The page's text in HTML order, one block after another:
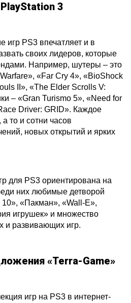
3
игр PS3 впечатляет и в
своих лидеров, которые
Например, шутеры – это
«Far Cry 4», «BioShock
II», «The Elder Scrolls V:
– «Gran Turismo 5», «Need for
Driver: GRID». Каждое
а то и сотни часов
новых открытий и ярких
для PS3 ориентирована на
них любимые детворой
«Пакман», «Wall-E»,
игрушек» и множество
и развивающих игр.
«Terra-Game»
игр на PS3 в интернет-